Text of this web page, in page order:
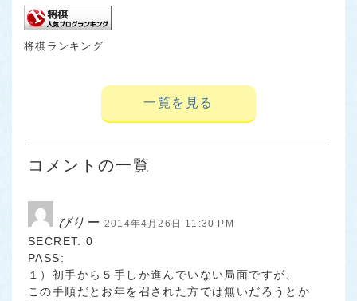
将棋ランキング
一覧を見る
コメントの一覧
びりー 2014年4月26日 11:30 PM
SECRET: 0
PASS:
１）初手から５手しか進んでいない局面ですが、
この手順だとお年を召された方では無いだろうとか